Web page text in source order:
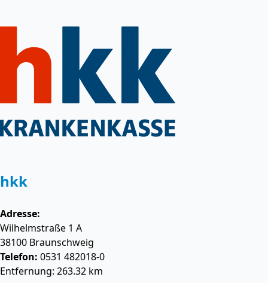
hkk
Adresse:
Wilhelmstraße 1 A
38100 Braunschweig
Telefon: 0531 482018-0
Entfernung: 263.32 km